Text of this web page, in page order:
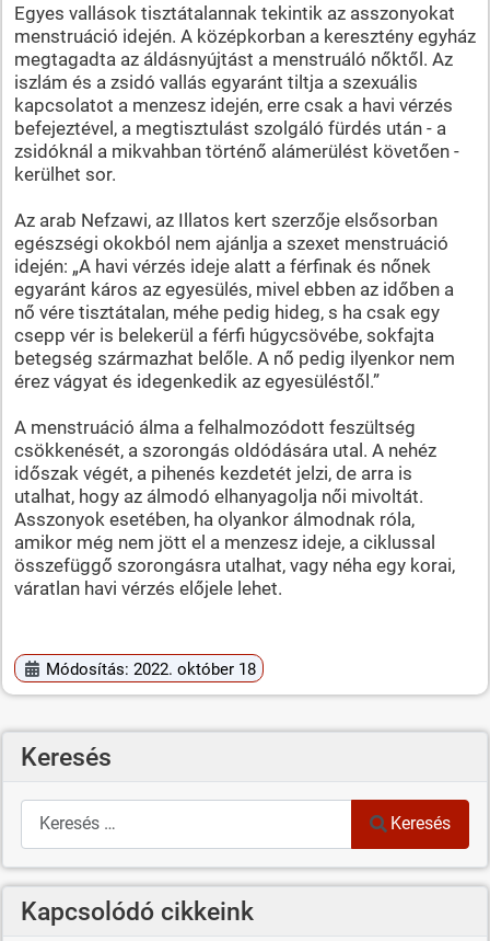
Egyes vallások tisztátalannak tekintik az asszonyokat
menstruáció idején. A középkorban a keresztény egyház
megtagadta az áldásnyújtást a menstruáló nőktől. Az
iszlám és a zsidó vallás egyaránt tiltja a szexuális
kapcsolatot a menzesz idején, erre csak a havi vérzés
befejeztével, a megtisztulást szolgáló fürdés után - a
zsidóknál a mikvahban történő alámerülést követően -
kerülhet sor.
Az arab Nefzawi, az Illatos kert szerzője elsősorban
egészségi okokból nem ajánlja a szexet menstruáció
idején: „A havi vérzés ideje alatt a férfinak és nőnek
egyaránt káros az egyesülés, mivel ebben az időben a
nő vére tisztátalan, méhe pedig hideg, s ha csak egy
csepp vér is belekerül a férfi húgycsövébe, sokfajta
betegség származhat belőle. A nő pedig ilyenkor nem
érez vágyat és idegenkedik az egyesüléstől.”
A menstruáció álma a felhalmozódott feszültség
csökkenését, a szorongás oldódására utal. A nehéz
időszak végét, a pihenés kezdetét jelzi, de arra is
utalhat, hogy az álmodó elhanyagolja női mivoltát.
Asszonyok esetében, ha olyankor álmodnak róla,
amikor még nem jött el a menzesz ideje, a ciklussal
összefüggő szorongásra utalhat, vagy néha egy korai,
váratlan havi vérzés előjele lehet.
Módosítás: 2022. október 18
Keresés
Keresés
Keresés
Kapcsolódó cikkeink